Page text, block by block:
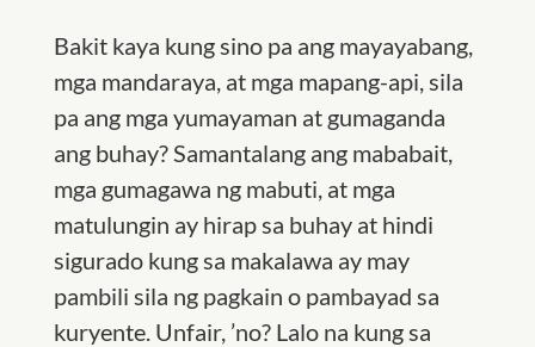
Bakit kaya kung sino pa ang mayayabang,
mga mandaraya, at mga mapang-api, sila
pa ang mga yumayaman at gumaganda
ang buhay? Samantalang ang mababait,
mga gumagawa ng mabuti, at mga
matulungin ay hirap sa buhay at hindi
sigurado kung sa makalawa ay may
pambili sila ng pagkain o pambayad sa
kuryente. Unfair, ’no? Lalo na kung sa